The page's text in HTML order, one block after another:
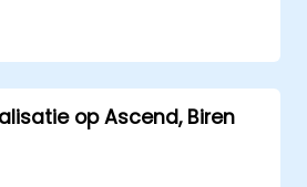
learning-modellen
uitvoeren voor
systemen ontwikkelen
van taal.
technieken gebruiken
op Ascend, Biren